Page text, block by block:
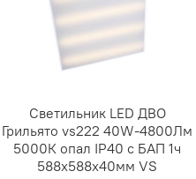
Светильник LED ДВО
Грильято vs222 40W-4800Лм
5000К опал IP40 с БАП 1ч
588х588х40мм VS